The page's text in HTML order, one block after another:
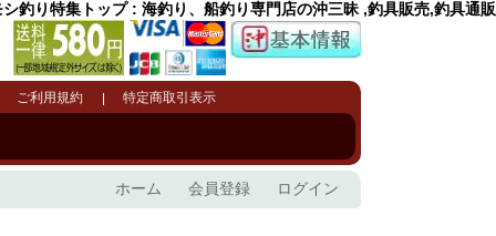
シ釣り特集トップ : 海釣り、船釣り専門店の沖三昧 ,釣具販売,釣具通販
ご利用規約 特定商取引表示
ホーム 会員登録 ログイン